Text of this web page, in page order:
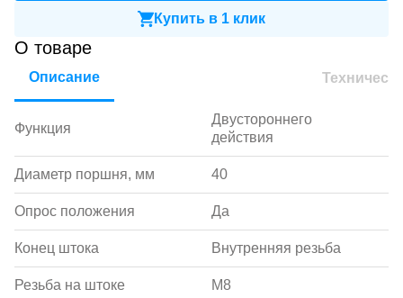
Купить в 1 клик
О товаре
Описание
Функция
Двустороннего
действия
Диаметр поршня, мм 40
Опрос положения Да
Конец штока Внутренняя резьба
Резьба на штоке M8